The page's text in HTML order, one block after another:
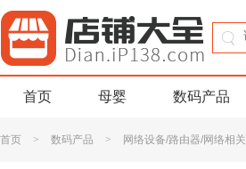
首页 母婴 数码产品
首页 > 数码产品 > 网络设备/路由器/网络相关